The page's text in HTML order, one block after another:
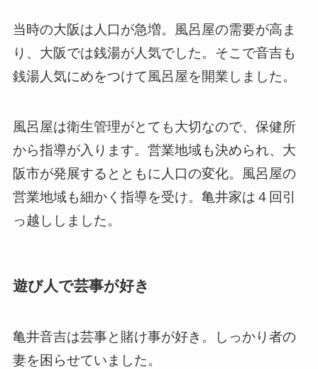
当時の大阪は人口が急増。風呂屋の需要が高ま
り、大阪では銭湯が人気でした。そこで音吉も
銭湯人気にめをつけて風呂屋を開業しました。
風呂屋は衛生管理がとても大切なので、保健所
から指導が入ります。営業地域も決められ、大
阪市が発展するとともに人口の変化。風呂屋の
営業地域も細かく指導を受け。亀井家は４回引
っ越ししました。
遊び人で芸事が好き
亀井音吉は芸事と賭け事が好き。しっかり者の
妻を困らせていました。